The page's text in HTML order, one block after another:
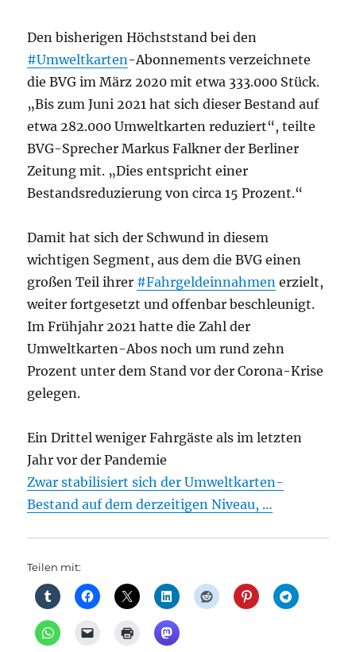
Den bisherigen Höchststand bei den
#Umweltkarten-Abonnements verzeichnete
die BVG im März 2020 mit etwa 333.000 Stück.
„Bis zum Juni 2021 hat sich dieser Bestand auf
etwa 282.000 Umweltkarten reduziert“, teilte
BVG-Sprecher Markus Falkner der Berliner
Zeitung mit. „Dies entspricht einer
Bestandsreduzierung von circa 15 Prozent.“
Damit hat sich der Schwund in diesem
wichtigen Segment, aus dem die BVG einen
großen Teil ihrer #Fahrgeldeinnahmen erzielt,
weiter fortgesetzt und offenbar beschleunigt.
Im Frühjahr 2021 hatte die Zahl der
Umweltkarten-Abos noch um rund zehn
Prozent unter dem Stand vor der Corona-Krise
gelegen.
Ein Drittel weniger Fahrgäste als im letzten
Jahr vor der Pandemie
Zwar stabilisiert sich der Umweltkarten-
Bestand auf dem derzeitigen Niveau, …
Teilen mit: